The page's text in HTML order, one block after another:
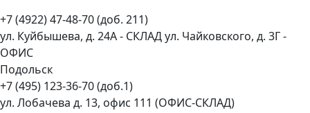
+7 (4922) 47-48-70 (доб. 211)
ул. Куйбышева, д. 24А - СКЛАД ул. Чайковского, д. 3Г -
ОФИС
Подольск
+7 (495) 123-36-70 (доб.1)
ул. Лобачева д. 13, офис 111 (ОФИС-СКЛАД)